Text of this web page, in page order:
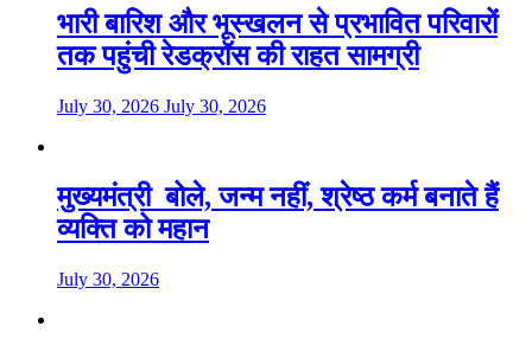
भारी बारिश और भूस्खलन से प्रभावित परिवारों
तक पहुंची रेडक्रॉस की राहत सामग्री
July 30, 2026 July 30, 2026
मुख्यमंत्री बोले, जन्म नहीं, श्रेष्ठ कर्म बनाते हैं
व्यक्ति को महान
July 30, 2026